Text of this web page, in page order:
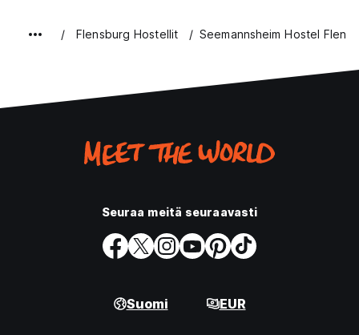
Flensburg Hostellit Seemannsheim Hostel
Seuraa meitä seuraavasti
Suomi EUR